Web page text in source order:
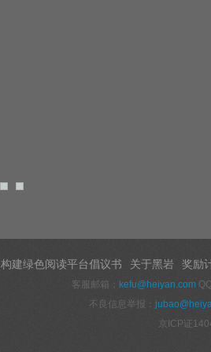
构建绿色阅读平台倡议书 关于黑岩 奖励
客服邮箱： kefu@heiyan.com
不良信息举报：
京ICP证